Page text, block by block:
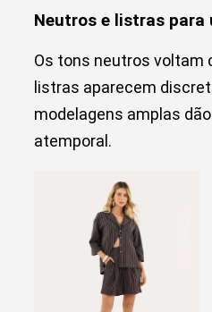
Neutros e listras para
Os tons neutros voltam
listras aparecem
modelagens amplas
atemporal.